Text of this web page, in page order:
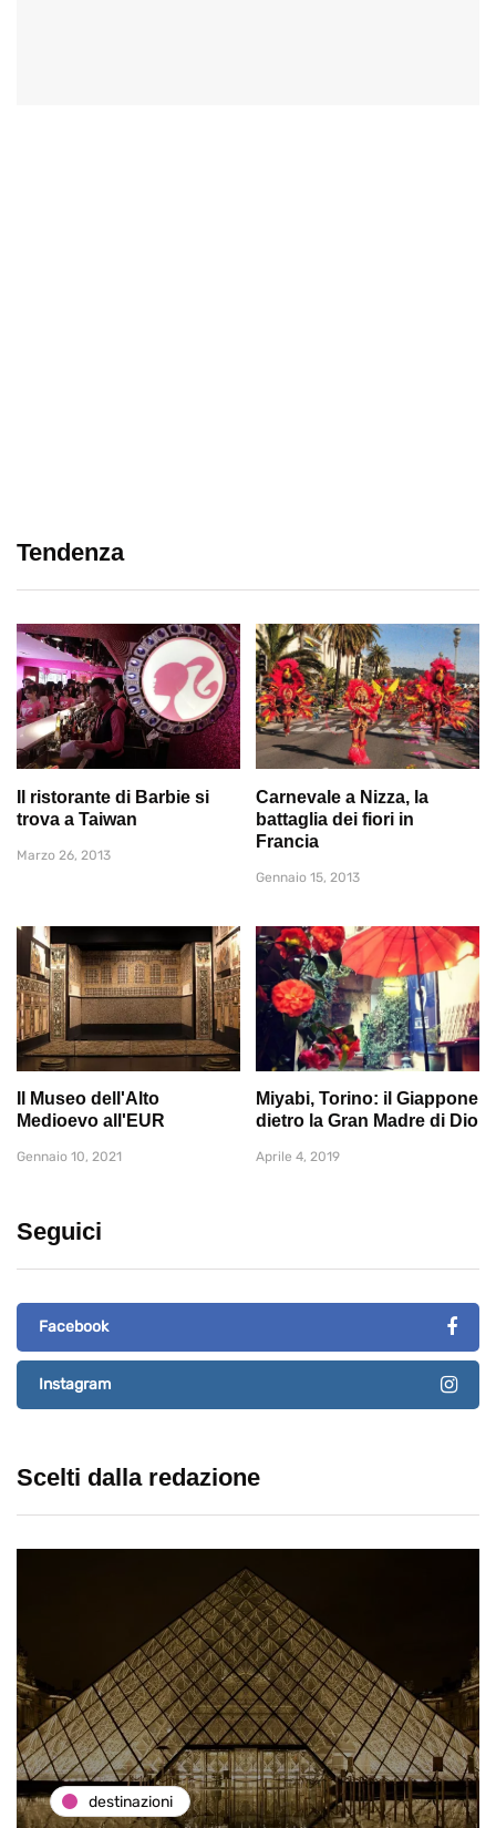
Tendenza
Il ristorante di Barbie si
trova a Taiwan
Marzo 26, 2013
Carnevale a Nizza, la
battaglia dei fiori in
Francia
Gennaio 15, 2013
Il Museo dell'Alto
Medioevo all'EUR
Gennaio 10, 2021
Miyabi, Torino: il Giappone
dietro la Gran Madre di Dio
Aprile 4, 2019
Seguici
Facebook
Instagram
Scelti dalla redazione
destinazioni